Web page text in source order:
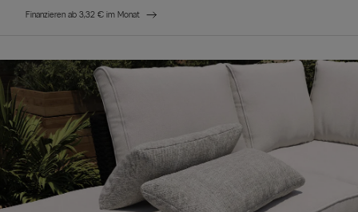
Finanzieren ab 3,32 € im Monat